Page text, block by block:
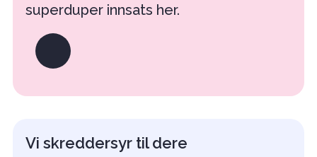
superduper innsats her.
Vi skreddersyr til dere